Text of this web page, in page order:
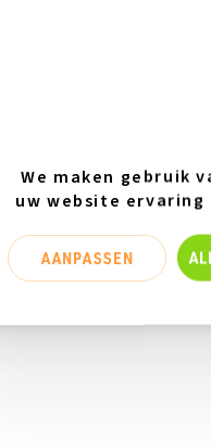
We maken gebruik
uw website
AANPASSEN